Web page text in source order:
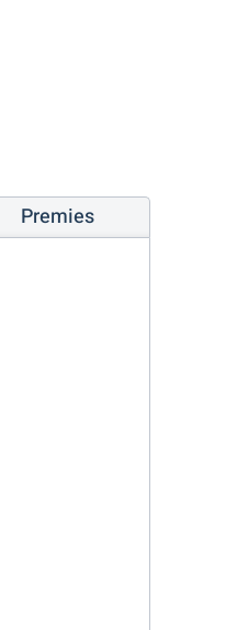
Premies